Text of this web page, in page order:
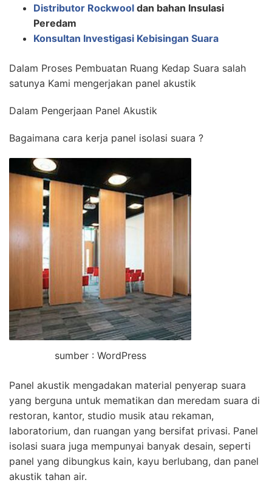
Distributor Rockwool dan bahan Insulasi
Peredam
Konsultan Investigasi Kebisingan Suara
Dalam Proses Pembuatan Ruang Kedap Suara salah
satunya Kami mengerjakan panel akustik
Dalam Pengerjaan Panel Akustik
Bagaimana cara kerja panel isolasi suara ?
sumber : WordPress
Panel akustik mengadakan material penyerap suara
yang berguna untuk mematikan dan meredam suara di
restoran, kantor, studio musik atau rekaman,
laboratorium, dan ruangan yang bersifat privasi. Panel
isolasi suara juga mempunyai banyak desain, seperti
panel yang dibungkus kain, kayu berlubang, dan panel
akustik tahan air.